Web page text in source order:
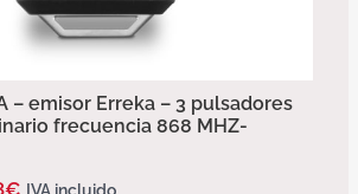
– emisor Erreka – 3 pulsadores
frecuencia 868 MHZ-
€ IVA incluido